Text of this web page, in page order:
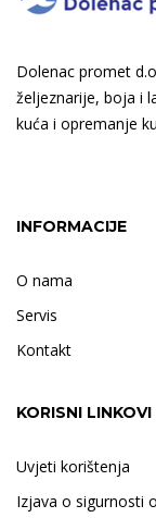
Dolenac promet
željeznarije, boja i
kuća i opremanje
INFORMACIJE
O nama
Servis
Kontakt
KORISNI LINKOVI
Uvjeti korištenja
Izjava o sigurnosti